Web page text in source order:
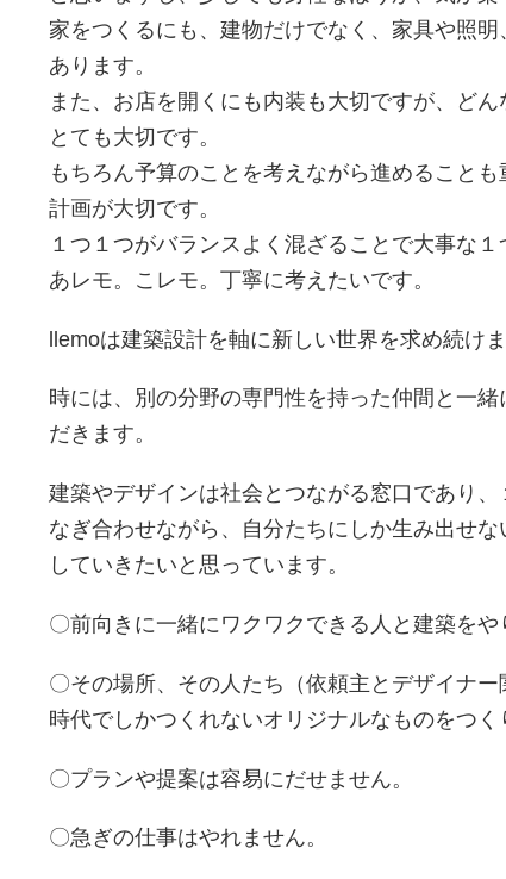
家をつくるにも、建物だけでなく、家具や照
あります。
また、お店を開くにも内装も大切ですが、ど
とても大切です。
もちろん予算のことを考えながら進めること
計画が大切です。
１つ１つがバランスよく混ざることで大事な１
あレモ。こレモ。丁寧に考えたいです。
llemoは建築設計を軸に新しい世界を求め続けま
時には、別の分野の専門性を持った仲間と一
だきます。
建築やデザインは社会とつながる窓口であり、
なぎ合わせながら、自分たちにしか生み出せ
していきたいと思っています。
〇前向きに一緒にワクワクできる人と建築をや
〇その場所、その人たち（依頼主とデザイナ
時代でしかつくれないオリジナルなものをつく
〇プランや提案は容易にだせません。
〇急ぎの仕事はやれません。